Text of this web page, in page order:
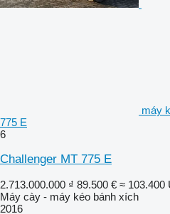
máy
775 E
6
Challenger MT 775 E
2.713.000.000 ₫ 89.500 € ≈ 103.400
Máy cày - máy kéo bánh xích
2016